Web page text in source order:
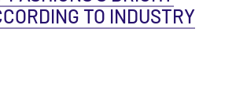
TO INDUSTRY